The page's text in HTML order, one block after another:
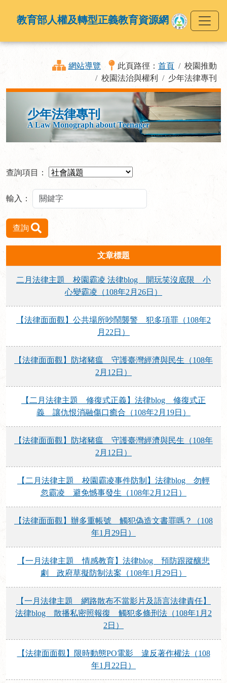
教育部人權及轉型正義教育資源網
網站導覽 此頁路徑： 首頁
校園推動
校園法治與權利
少年法律專刊
少年法律專刊
A Law Monograph about Teenager
查詢項目：
輸入：
查詢
文章標題
二月法律主題 校園霸凌 法律blog 開玩笑沒底限 小
心變霸凌（108年2月26日）
【法律面面觀】公共場所吵鬧襲警 犯多項罪（108年2
月22日）
【法律面面觀】防堵豬瘟 守護臺灣經濟與民生（108年
2月12日）
【二月法律主題 修復式正義】法律blog 修復式正
義 讓仇恨消融傷口癒合（108年2月19日）
【法律面面觀】防堵豬瘟 守護臺灣經濟與民生（108年
2月12日）
【二月法律主題 校園霸凌事件防制】法律blog 勿輕
忽霸凌 避免憾事發生（108年2月12日）
【法律面面觀】辦多重帳號 觸犯偽造文書罪嗎？（108
年1月29日）
【一月法律主題 情感教育】法律blog 預防跟蹤釀悲
劇 政府草擬防制法案（108年1月29日）
【一月法律主題 網路散布不當影片及語言法律責任】
法律blog 散播私密照報復 觸犯多條刑法（108年1月2
2日）
【法律面面觀】限時動態PO電影 違反著作權法（108
年1月22日）